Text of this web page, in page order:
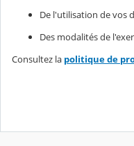
De l'utilisation de vos
Des modalités de
Consultez la politique de